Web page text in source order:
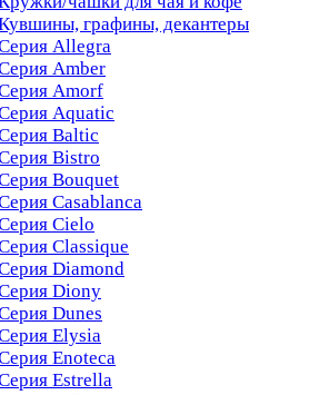
графины, декантеры
Allegra
Amber
Amorf
Aquatic
Baltic
Bistro
Bouquet
Casablanсa
Cielo
Classique
Diamond
Diony
Dunes
Elysia
Enoteca
Estrella